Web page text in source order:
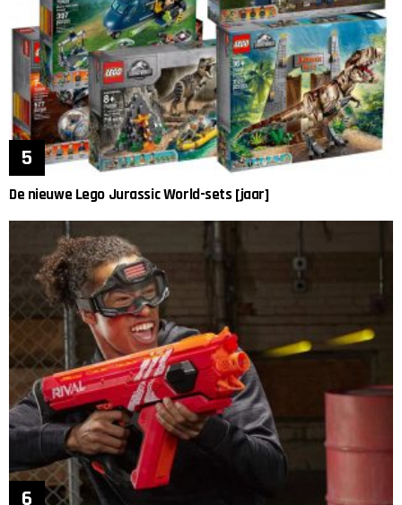
De nieuwe Lego Jurassic World-sets [jaar]